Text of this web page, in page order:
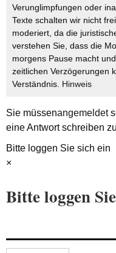
Verunglimpfungen oder
Texte schalten wir nicht
moderiert, da die
verstehen Sie, dass die
morgens Pause macht
zeitlichen Verzögerungen
Verständnis. Hinweis
Sie müssenangemeldet
eine Antwort schreiben
Bitte loggen Sie sich ein
×
Bitte loggen